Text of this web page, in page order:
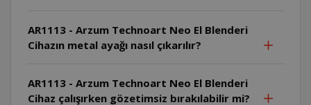
AR1113 - Arzum Technoart Neo El Blenderi
Cihazın metal ayağı nasıl çıkarılır?
AR1113 - Arzum Technoart Neo El Blenderi
Cihaz çalışırken gözetimsiz bırakılabilir mi?